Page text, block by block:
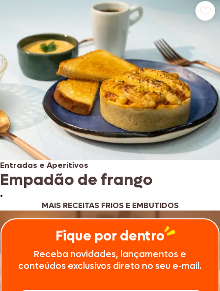
Entradas e Aperitivos
Empadão de frango
•
MAIS RECEITAS FRIOS E EMBUTIDOS
Fique por dentro
Receba novidades, lançamentos e
conteúdos exclusivos direto no seu e-mail.